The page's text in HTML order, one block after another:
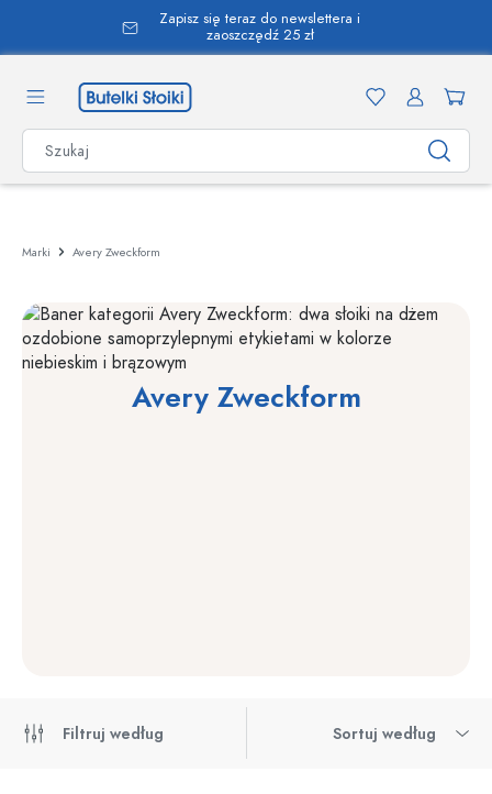
zawartości
Zapisz się teraz do newslettera i
zaoszczędź 25 zł
Marki Avery Zweckform
Avery Zweckform
Filtruj według Sortuj według